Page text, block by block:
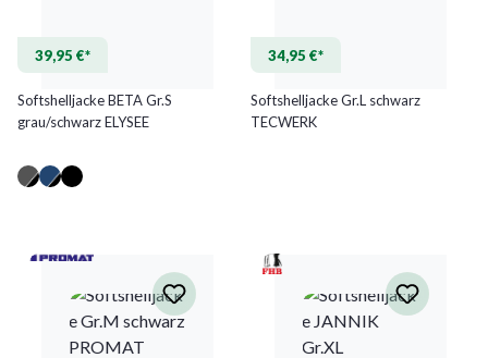
39,95 €*
Softshelljacke BETA Gr.S
grau/schwarz ELYSEE
(Diese Option ist zurzeit nicht verfügbar.)
(Diese Option ist zurzeit nicht verfügbar.)
(Diese Option ist zurzeit nicht verfügbar.)
34,95 €*
Softshelljacke Gr.L schwarz
TECWERK